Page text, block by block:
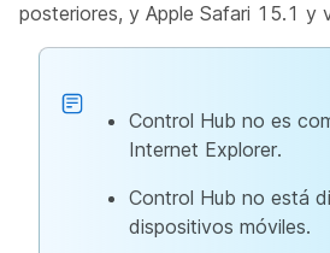
posteriores, y Apple Safari 15.1 y
Control Hub no es
Internet Explorer.
Control Hub no está
dispositivos móviles.